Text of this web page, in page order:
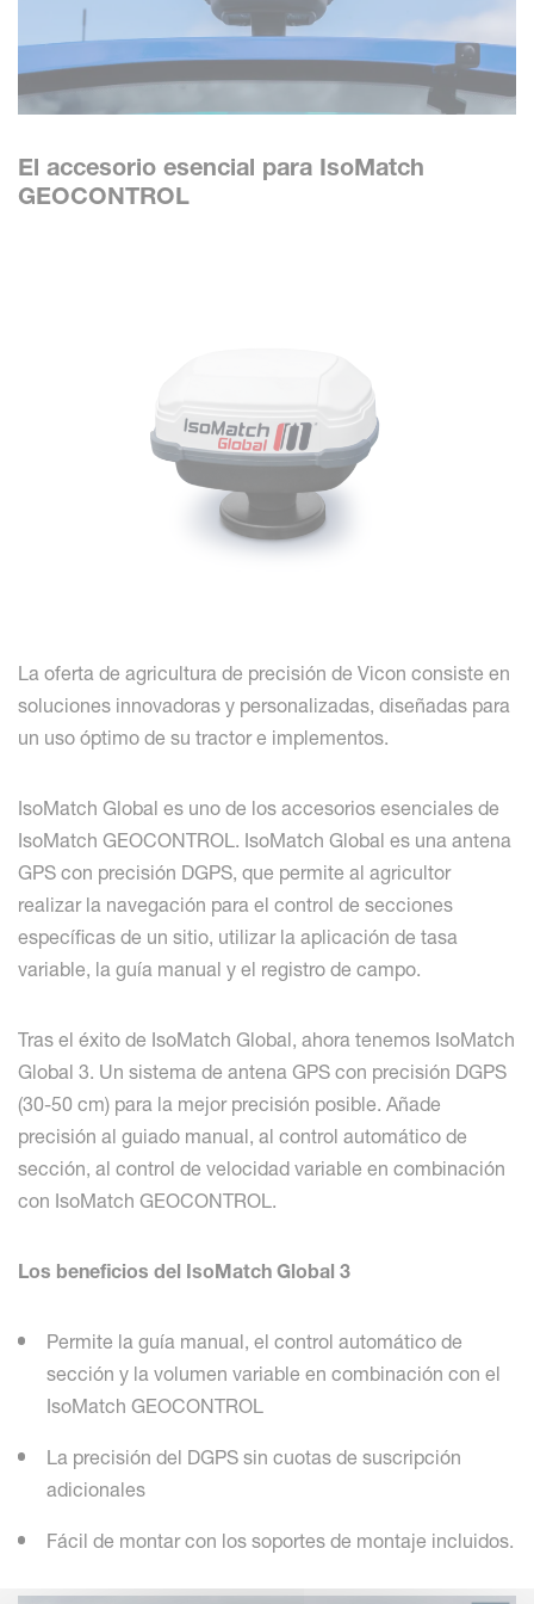
El accesorio esencial para IsoMatch
GEOCONTROL
La oferta de agricultura de precisión de Vicon consiste en
soluciones innovadoras y personalizadas, diseñadas para
un uso óptimo de su tractor e implementos.
IsoMatch Global es uno de los accesorios esenciales de
IsoMatch GEOCONTROL. IsoMatch Global es una antena
GPS con precisión DGPS, que permite al agricultor
realizar la navegación para el control de secciones
específicas de un sitio, utilizar la aplicación de tasa
variable, la guía manual y el registro de campo.
Tras el éxito de IsoMatch Global, ahora tenemos IsoMatch
Global 3. Un sistema de antena GPS con precisión DGPS
(30-50 cm) para la mejor precisión posible. Añade
precisión al guiado manual, al control automático de
sección, al control de velocidad variable en combinación
con IsoMatch GEOCONTROL.
Los beneficios del IsoMatch Global 3
Permite la guía manual, el control automático de
sección y la volumen variable en combinación con el
IsoMatch GEOCONTROL
La precisión del DGPS sin cuotas de suscripción
adicionales
Fácil de montar con los soportes de montaje incluidos.